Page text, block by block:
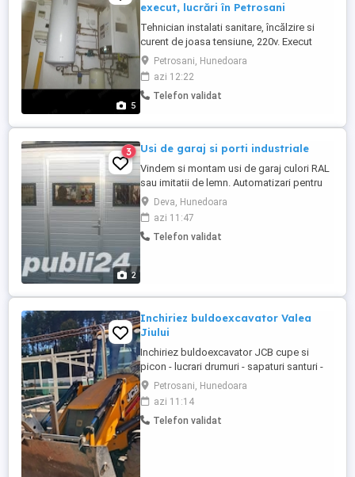
5
execut, lucrări în Petrosani
Tehnician instalati sanitare, încălzire si
curent de joasa tensiune, 220v. Execut
lucrări de montaj, modificări și reparați ct.,
cazane, aragaze, convectoare pe gaz,
cuptoare, panouri solare, in zona Petrila,
Petroșani,
Petrosani, Hunedoara
azi 12:22
Telefon validat
2
3 Usi de garaj si porti industriale
Vindem si montam usi de garaj culori RAL
sau imitatii de lemn. Automatizari pentru
usi si porti Asiguram service in garantie si
post garantie. Va asteptam cu placere in
magazinul de prezentare Usi si Ferestre
din Deva, str. M Viteazul, bl. 40, parter.
Deva, Hunedoara
azi 11:47
Telefon validat
Inchiriez buldoexcavator Valea
Jiului
Inchiriez buldoexcavator JCB cupe si
picon - lucrari drumuri - sapaturi santuri -
demolari - lucrari de decopertare teren,
terasari si nivelari teren - executii de
drumuri si platforme - orice lucrari posibile
Petrosani, Hunedoara
azi 11:14
Telefon validat